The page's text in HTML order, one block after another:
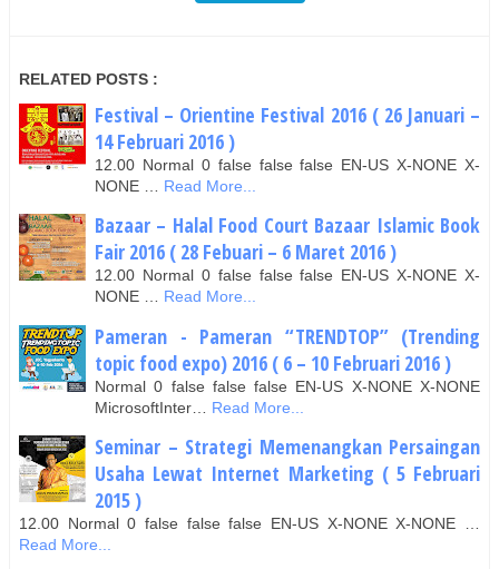
RELATED POSTS :
Festival – Orientine Festival 2016 ( 26 Januari –
14 Februari 2016 )
12.00 Normal 0 false false false EN-US X-NONE X-
NONE …
Read More...
Bazaar – Halal Food Court Bazaar Islamic Book
Fair 2016 ( 28 Febuari – 6 Maret 2016 )
12.00 Normal 0 false false false EN-US X-NONE X-
NONE … Read More...
Pameran - Pameran “TRENDTOP” (Trending
topic food expo) 2016 ( 6 – 10 Februari 2016 )
Normal 0 false false false EN-US X-NONE X-NONE
MicrosoftInter…
Read More...
Seminar – Strategi Memenangkan Persaingan
Usaha Lewat Internet Marketing ( 5 Februari
2015 )
12.00 Normal 0 false false false EN-US X-NONE X-NONE …
Read More...